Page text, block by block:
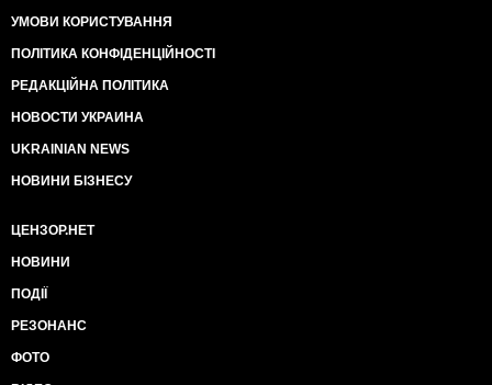
УМОВИ КОРИСТУВАННЯ
ПОЛІТИКА КОНФІДЕНЦІЙНОСТІ
РЕДАКЦІЙНА ПОЛІТИКА
НОВОСТИ УКРАИНА
UKRAINIAN NEWS
НОВИНИ БІЗНЕСУ
ЦЕНЗОР.НЕТ
НОВИНИ
ПОДІЇ
РЕЗОНАНС
ФОТО